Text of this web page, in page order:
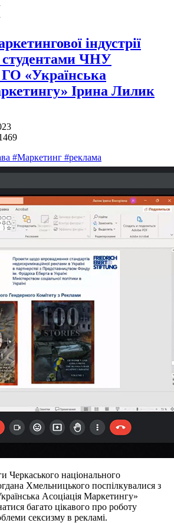
індустрії
студентами ЧНУ
«Українська
Ірина Лилик
#Маркетинг #реклама
Черкаського національного
Хмельницького поспілкувалися з
Асоціація Маркетингу»
багато цікавого про роботу
сексизму в рекламі.